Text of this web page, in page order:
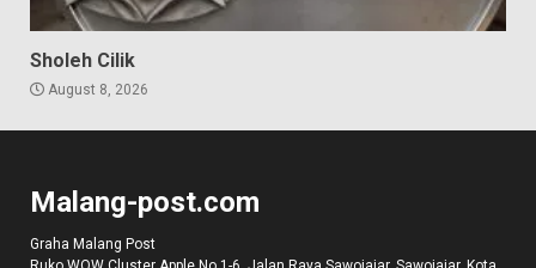
Sholeh Cilik
August 8, 2026
Malang-post.com
Graha Malang Post